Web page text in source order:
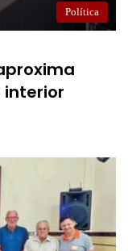
Política
interior